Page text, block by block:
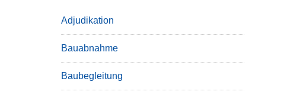
Adjudikation
Bauabnahme
Baubegleitung